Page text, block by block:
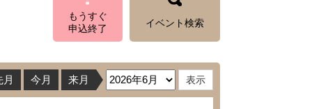
もうすぐ
申込終了
イベント検索
月 今月 来月